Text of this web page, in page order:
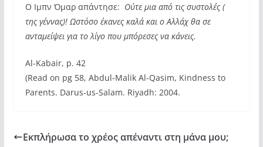
Ο Ιμπν Όμαρ απάντησε:  Ούτε μια από τις συστολές (
της γέννας)! Ωστόσο έκανες καλά και ο Αλλάχ θα σε
ανταμείψει για το λίγο που μπόρεσες να κάνεις.
Al-Kabair, p. 42
(Read on pg 58, Abdul-Malik Al-Qasim, Kindness to
Parents. Darus-us-Salam. Riyadh: 2004.
Εκπλήρωσα το χρέος απέναντι στη μάνα μου;